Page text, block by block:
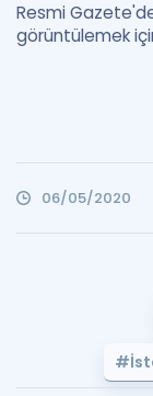
Resmi
görüntülemek
06/05/2020